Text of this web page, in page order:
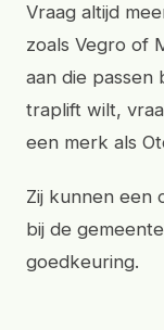
Vraag altijd
zoals Vegro of
aan die passen
traplift wilt,
een merk als
Zij kunnen een
bij de
goedkeuring.